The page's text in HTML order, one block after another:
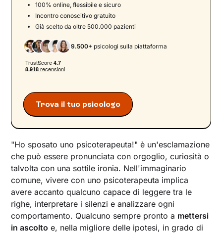
Trova il tuo psicologo
100% online, flessibile e sicuro
Incontro conoscitivo gratuito
Già scelto da oltre 500.000 pazienti
9.500+ psicologi sulla piattaforma
"Ho sposato uno psicoterapeuta!" è un'esclamazione
che può essere pronunciata con orgoglio, curiosità o
talvolta con una sottile ironia. Nell'immaginario
comune, vivere con uno psicoterapeuta implica
avere accanto qualcuno capace di leggere tra le
righe, interpretare i silenzi e analizzare ogni
comportamento. Qualcuno sempre pronto a mettersi
in ascolto e, nella migliore delle ipotesi, in grado di